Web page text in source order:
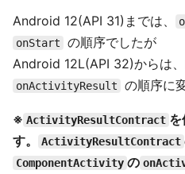
Android 12(API 31)までは、
onStart
の順序でしたが
Android 12L(API 32)からは、
onActivityResult の順序に
※ ActivityResultContract
す。
ActivityResultContract
ComponentActivity の